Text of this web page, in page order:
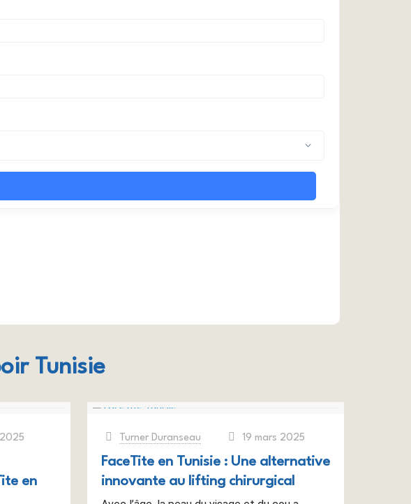
Tunisie
en
Turner Duranseau 19 mars 2025
FaceTite en Tunisie : Une alternative
innovante au lifting chirurgical